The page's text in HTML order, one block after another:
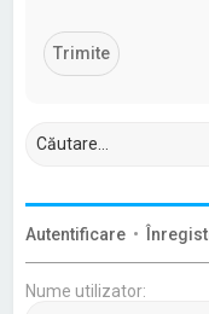
Autentificare •
Nume utilizator: